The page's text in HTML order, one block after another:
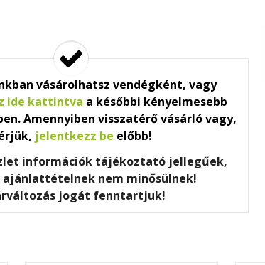
vásárolhatsz vendégként, vagy
ide kattintva a későbbi kényelmesebb
Amennyiben visszatérő vásárló vagy,
jelentkezz be előbb!
információk tájékoztató jellegűek,
ajánlattételnek nem minősülnek!
jogát fenntartjuk!